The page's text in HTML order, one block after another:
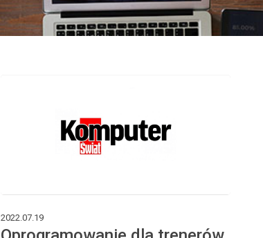
2022.07.19